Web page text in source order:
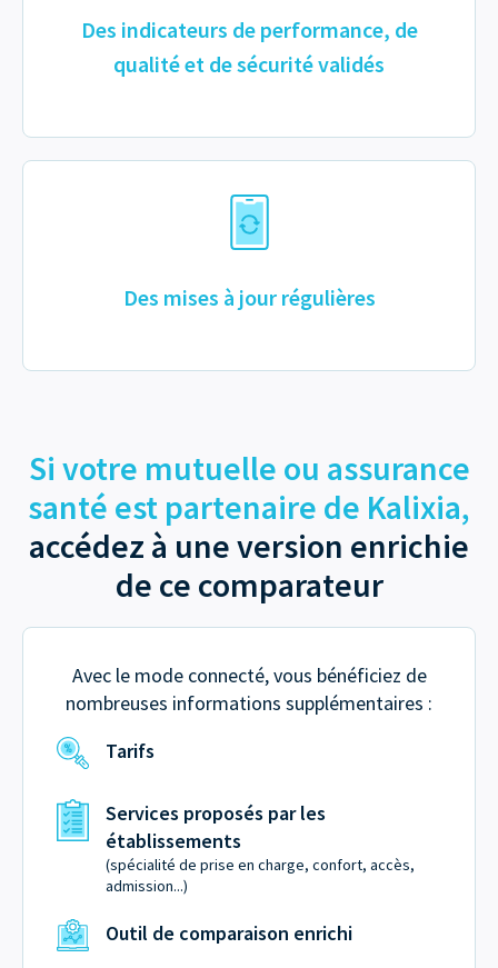
Des indicateurs de performance, de
qualité et de sécurité validés
Des mises à jour régulières
Si votre mutuelle ou assurance
santé est partenaire de Kalixia,
accédez à une version enrichie
de ce comparateur
Avec le mode connecté, vous bénéficiez de
nombreuses informations supplémentaires :
Tarifs
Services proposés par les
établissements
(spécialité de prise en charge, confort, accès,
admission...)
Outil de comparaison enrichi